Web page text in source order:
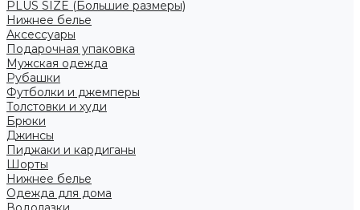
PLUS SIZE (Большие размеры)
Нижнее белье
Аксессуары
Подарочная упаковка
Мужская одежда
Рубашки
Футболки и джемперы
Толстовки и худи
Брюки
Джинсы
Пиджаки и кардиганы
Шорты
Нижнее белье
Одежда для дома